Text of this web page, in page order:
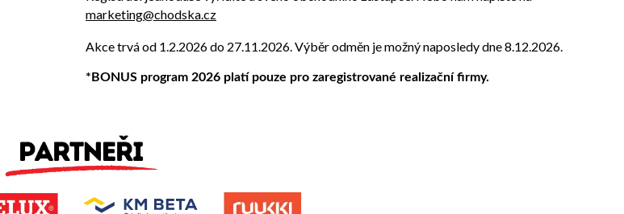
marketing@chodska.cz
Akce trvá od 1.2.2026 do 27.11.2026. Výběr odměn je možný naposledy dne 8.12.2026.
*BONUS program 2026 platí pouze pro zaregistrované realizační firmy.